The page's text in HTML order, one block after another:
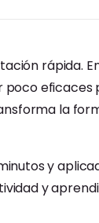
rápida.
eficaces
la
y
y